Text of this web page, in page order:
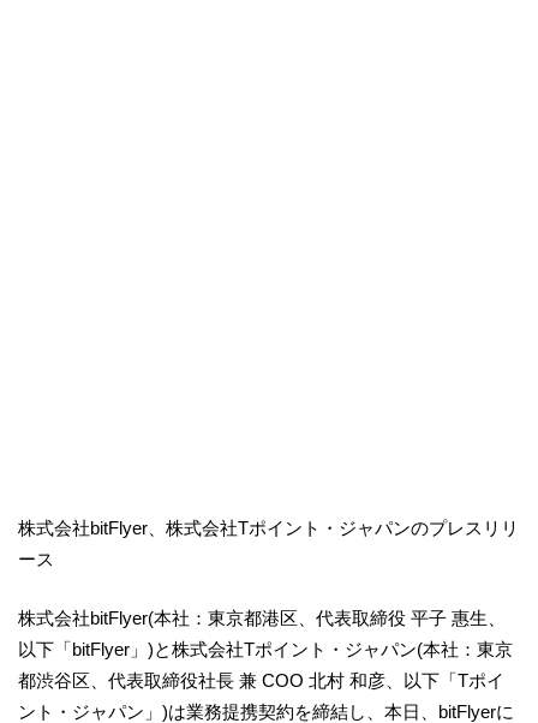
株式会社bitFlyer、株式会社Tポイント・ジャパンのプレスリリ
ース
株式会社bitFlyer(本社：東京都港区、代表取締役 平子 惠生、
以下「bitFlyer」)と株式会社Tポイント・ジャパン(本社：東京
都渋谷区、代表取締役社長 兼 COO 北村 和彦、以下「Tポイ
ント・ジャパン」)は業務提携契約を締結し、本日、bitFlyerに